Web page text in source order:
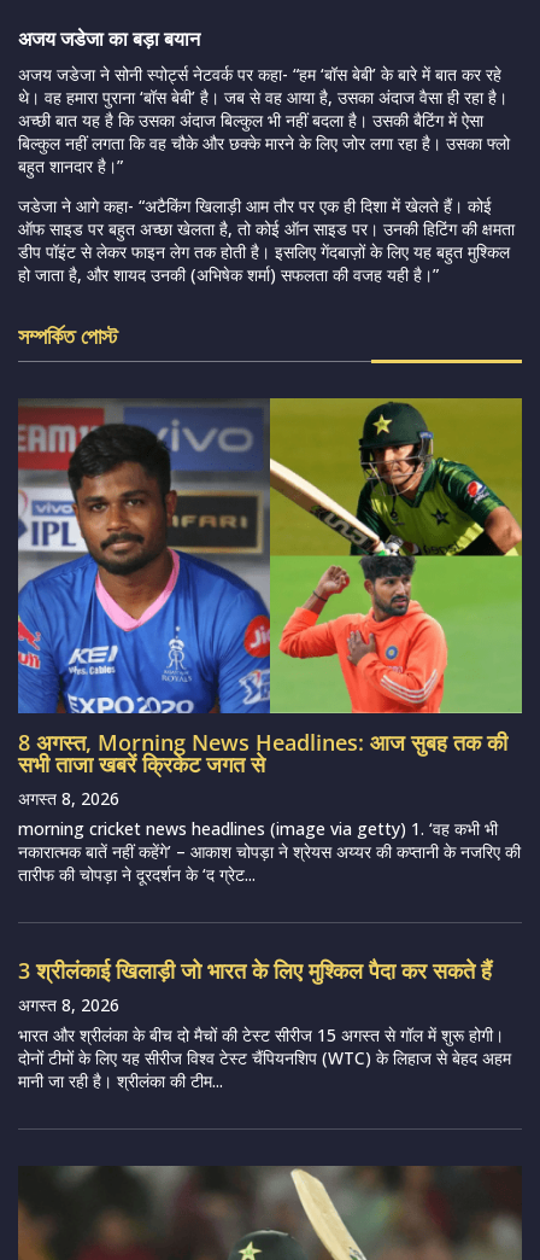
अजय जडेजा का बड़ा बयान
अजय जडेजा ने सोनी स्पोर्ट्स नेटवर्क पर कहा- “हम ‘बॉस बेबी’ के बारे में बात कर रहे
थे। वह हमारा पुराना ‘बॉस बेबी’ है। जब से वह आया है, उसका अंदाज वैसा ही रहा है।
अच्छी बात यह है कि उसका अंदाज बिल्कुल भी नहीं बदला है। उसकी बैटिंग में ऐसा
बिल्कुल नहीं लगता कि वह चौके और छक्के मारने के लिए जोर लगा रहा है। उसका फ्लो
बहुत शानदार है।”
जडेजा ने आगे कहा- “अटैकिंग खिलाड़ी आम तौर पर एक ही दिशा में खेलते हैं। कोई
ऑफ साइड पर बहुत अच्छा खेलता है, तो कोई ऑन साइड पर। उनकी हिटिंग की क्षमता
डीप पॉइंट से लेकर फाइन लेग तक होती है। इसलिए गेंदबाज़ों के लिए यह बहुत मुश्किल
हो जाता है, और शायद उनकी (अभिषेक शर्मा) सफलता की वजह यही है।”
সম্পর্কিত পোস্ট
8 अगस्त, Morning News Headlines: आज सुबह तक की
सभी ताजा खबरें क्रिकेट जगत से
अगस्त 8, 2026
morning cricket news headlines (image via getty) 1. ‘वह कभी भी
नकारात्मक बातें नहीं कहेंगे’ – आकाश चोपड़ा ने श्रेयस अय्यर की कप्तानी के नजरिए की
तारीफ की चोपड़ा ने दूरदर्शन के ‘द ग्रेट...
3 श्रीलंकाई खिलाड़ी जो भारत के लिए मुश्किल पैदा कर सकते हैं
अगस्त 8, 2026
भारत और श्रीलंका के बीच दो मैचों की टेस्ट सीरीज 15 अगस्त से गॉल में शुरू होगी।
दोनों टीमों के लिए यह सीरीज विश्व टेस्ट चैंपियनशिप (WTC) के लिहाज से बेहद अहम
मानी जा रही है। श्रीलंका की टीम...